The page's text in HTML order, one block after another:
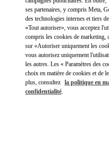
ses partenaires, y compris Meta,
des technologies internes et tiers
«Tout autoriser», vous acceptez
compris les cookies de marketing,
sur «Autoriser uniquement les
vous autorisez uniquement
les autres. Les « Paramètres des
choix en matière de cookies et de
plus, consultez la politique en
confidentialité.